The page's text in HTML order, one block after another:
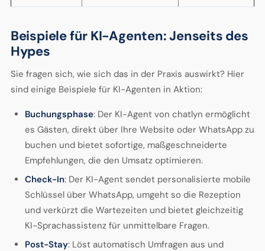
Beispiele für KI-Agenten: Jenseits des
Hypes
Sie fragen sich, wie sich das in der Praxis auswirkt? Hier
sind einige Beispiele für KI-Agenten in Aktion:
Buchungsphase: Der KI-Agent von chatlyn ermöglicht
es Gästen, direkt über Ihre Website oder WhatsApp zu
buchen und bietet sofortige, maßgeschneiderte
Empfehlungen, die den Umsatz optimieren.
Check-In: Der KI-Agent sendet personalisierte mobile
Schlüssel über WhatsApp, umgeht so die Rezeption
und verkürzt die Wartezeiten und bietet gleichzeitig
KI-Sprachassistenz für unmittelbare Fragen.
Post-Stay: Löst automatisch Umfragen aus und